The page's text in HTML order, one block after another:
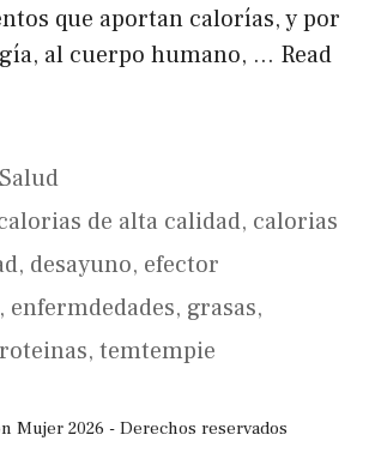
que aportan calorías, y por
al cuerpo humano, … Read
de alta calidad, calorias
, desayuno, efector
, enfermdedades, grasas,
, temtempie
Mujer 2026 - Derechos reservados